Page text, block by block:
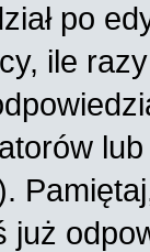
po
ile
już